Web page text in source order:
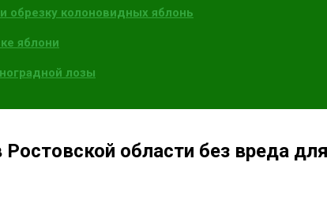
обрезку колоновидных яблонь
яблони
лозы
области без вреда